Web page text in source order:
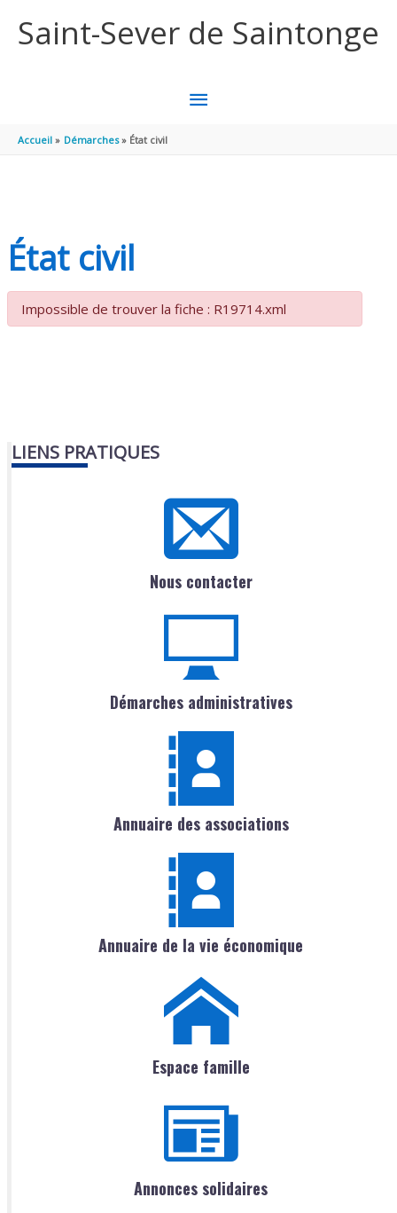
Saint-Sever de Saintonge
MENU
Accueil Démarches État civil
État civil
Impossible de trouver la fiche : R19714.xml
LIENS PRATIQUES
Nous contacter
Démarches administratives
Annuaire des associations
Annuaire de la vie économique
Espace famille
Annonces solidaires